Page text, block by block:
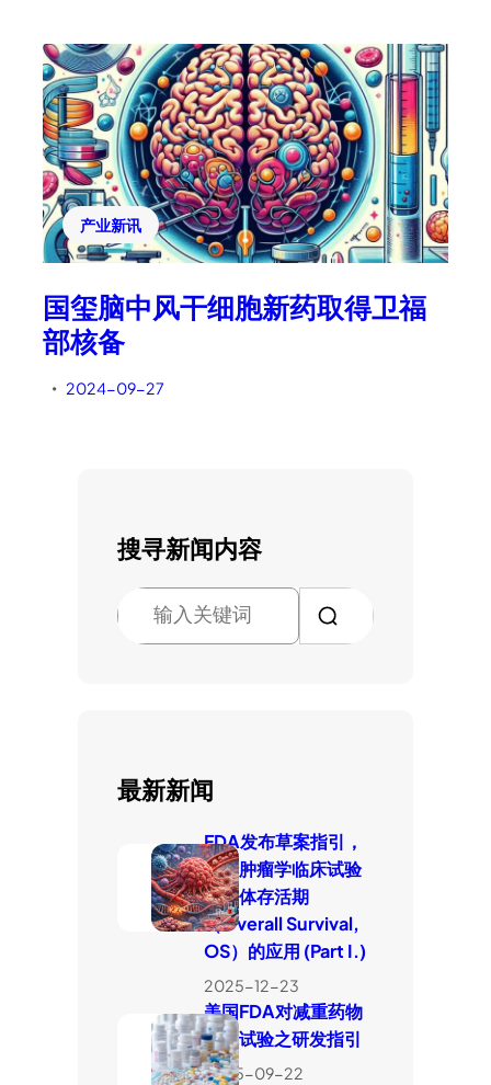
产业新讯
国玺脑中风干细胞新药取得卫福
部核备
• 2024-09-27
搜寻新闻内容
最新新闻
FDA发布草案指引，
厘清肿瘤学临床试验
中整体存活期
（Overall Survival,
OS）的应用 (Part I.)
2025-12-23
美国FDA对减重药物
临床试验之研发指引
2025-09-22